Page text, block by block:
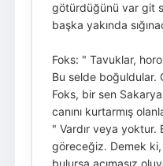
götürdüğünü var git
başka yakında
Foks: " Tavuklar,
Bu selde boğuldular.
Foks, bir sen
canını kurtarmış
" Vardır veya yoktur.
göreceğiz. Demek
bulursa acımasız